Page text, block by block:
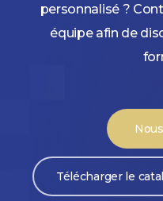
personnalisé ?
équipe afin de
Télécharger le